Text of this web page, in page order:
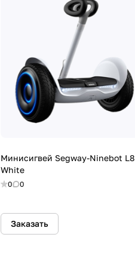
Минисигвей Segway-Ninebot L8
White
0 0
Заказать